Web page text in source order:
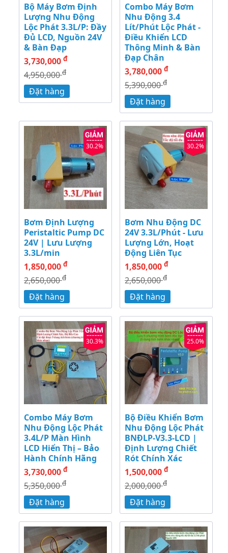
Bộ Máy Bơm Định
Lượng Nhu Động
Lộc Phát 3.3L/P: Đầy
Đủ LCD, Nguồn 24V
& Bàn Đạp
3,730,000 đ
4,950,000đ
Đặt hàng
Combo Máy Bơm
Nhu Động 3.4
Lít/Phút Lộc Phát -
Điều Khiển LCD
Thông Minh & Bàn
Đạp Chân
3,780,000 đ
5,390,000đ
Đặt hàng
30.2%
Bơm Định Lượng
Peristaltic Pump DC
24V | Lưu Lượng
3.3L/min
1,850,000 đ
2,650,000đ
Đặt hàng
30.2%
Bơm Nhu Động DC
24V 3.3L/Phút - Lưu
Lượng Lớn, Hoạt
Động Liên Tục
1,850,000 đ
2,650,000đ
Đặt hàng
30.3%
Combo Máy Bơm
Nhu Động Lộc Phát
3.4L/P Màn Hình
LCD Hiển Thị – Bảo
Hành Chính Hãng
3,730,000 đ
5,350,000đ
Đặt hàng
25.0%
Bộ Điều Khiển Bơm
Nhu Động Lộc Phát
BNĐLP-V3.3-LCD |
Định Lượng Chiết
Rót Chính Xác
1,500,000 đ
2,000,000đ
Đặt hàng